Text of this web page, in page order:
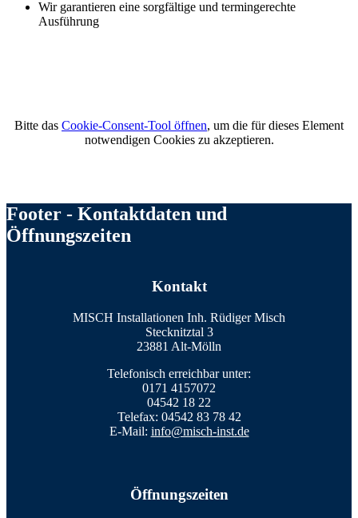
Wir garantieren eine sorgfältige und termingerechte
Ausführung
Bitte das Cookie-Consent-Tool öffnen, um die für dieses Element
notwendigen Cookies zu akzeptieren.
Footer - Kontaktdaten und
Öffnungszeiten
Kontakt
MISCH Installationen Inh. Rüdiger Misch
Stecknitztal 3
23881 Alt-Mölln
Telefonisch erreichbar unter:
0171 4157072
04542 18 22
Telefax: 04542 83 78 42
E-Mail: info@misch-inst.de
Öffnungszeiten